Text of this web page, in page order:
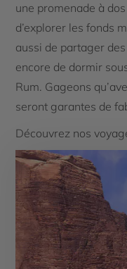
une promenade à
d’explorer les fonds
aussi de partager
encore de dormir
Rum. Gageons
seront garantes de
Découvrez nos